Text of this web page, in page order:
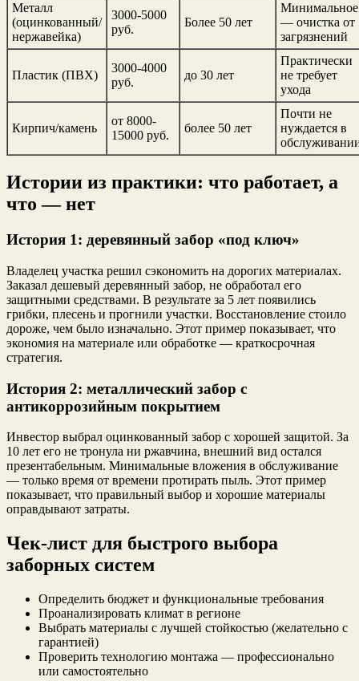
Металл
(оцинкованный/
нержавейка)
3000-5000
руб.
Более 50 лет
Минимальное
— очистка от
загрязнений
Пластик (ПВХ)
3000-4000
руб.
до 30 лет
Практически
не требует
ухода
Кирпич/камень
от 8000-
15000 руб.
более 50 лет
Почти не
нуждается в
Истории из практики: что работает, а
что — нет
История 1: деревянный забор «под ключ»
Владелец участка решил сэкономить на дорогих материалах.
Заказал дешевый деревянный забор, не обработал его
защитными средствами. В результате за 5 лет появились
грибки, плесень и прогнили участки. Восстановление стоило
дороже, чем было изначально. Этот пример показывает, что
экономия на материале или обработке — краткосрочная
стратегия.
История 2: металлический забор с
антикоррозийным покрытием
Инвестор выбрал оцинкованный забор с хорошей защитой. За
10 лет его не тронула ни ржавчина, внешний вид остался
презентабельным. Минимальные вложения в обслуживание
— только время от времени протирать пыль. Этот пример
показывает, что правильный выбор и хорошие материалы
оправдывают затраты.
Чек-лист для быстрого выбора
заборных систем
Определить бюджет и функциональные требования
Проанализировать климат в регионе
Выбрать материалы с лучшей стойкостью (желательно с
гарантией)
Проверить технологию монтажа — профессионально
или самостоятельно